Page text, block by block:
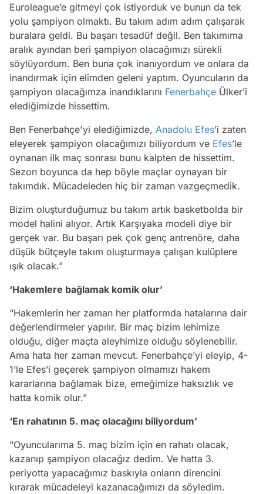
Euroleague’e gitmeyi çok istiyorduk ve bunun da tek
yolu şampiyon olmaktı. Bu takım adım adım çalışarak
buralara geldi. Bu başarı tesadüf değil. Ben takımıma
aralık ayından beri şampiyon olacağımızı sürekli
söylüyordum. Ben buna çok inanıyordum ve onlara da
inandırmak için elimden geleni yaptım. Oyuncuların da
şampiyon olacağımza inandıklarını Fenerbahçe Ülker’i
elediğimizde hissettim.
Ben Fenerbahçe'yi elediğimizde, Anadolu Efes’i zaten
eleyerek şampiyon olacağımızı biliyordum ve Efes’le
oynanan ilk maç sonrası bunu kalpten de hissettim.
Sezon boyunca da hep böyle maçlar oynayan bir
takımdık. Mücadeleden hiç bir zaman vazgeçmedik.
Bizim oluşturduğumuz bu takım artık basketbolda bir
model halini alıyor. Artık Karşıyaka modeli diye bir
gerçek var. Bu başarı pek çok genç antrenöre, daha
düşük bütçeyle takım oluşturmaya çalışan kulüplere
ışık olacak.”
‘Hakemlere bağlamak komik olur’
“Hakemlerin her zaman her platformda hatalarına dair
değerlendirmeler yapılır. Bir maç bizim lehimize
olduğu, diğer maçta aleyhimize olduğu söylenebilir.
Ama hata her zaman mevcut. Fenerbahçe’yi eleyip, 4-
1’le Efes’i geçerek şampiyon olmamızı hakem
kararlarına bağlamak bize, emeğimize haksızlık ve
hatta komik olur.”
‘En rahatının 5. maç olacağını biliyordum’
“Oyuncularıma 5. maç bizim için en rahatı olacak,
kazanıp şampiyon olacağız dedim. Ve hatta 3.
periyotta yapacağımız baskıyla onların direncini
kırarak mücadeleyi kazanacağımızı da söyledim.